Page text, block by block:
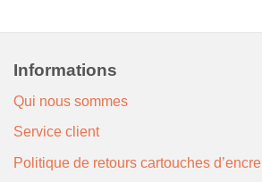
Informations
Qui nous sommes
Service client
Politique de retours cartouches d’encre